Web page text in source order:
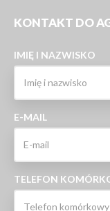
KONTAKT DO
IMIĘ I NAZWISKO
E-MAIL
TELEFON